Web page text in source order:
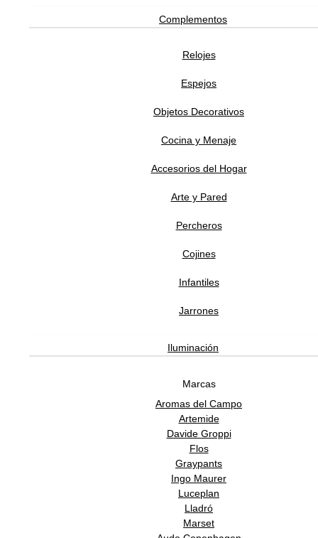
Complementos
Relojes
Espejos
Objetos Decorativos
Cocina y Menaje
Accesorios del Hogar
Arte y Pared
Percheros
Cojines
Infantiles
Jarrones
Iluminación
Marcas
Aromas del Campo
Artemide
Davide Groppi
Flos
Graypants
Ingo Maurer
Luceplan
Lladró
Marset
SOBRE ADDREDE